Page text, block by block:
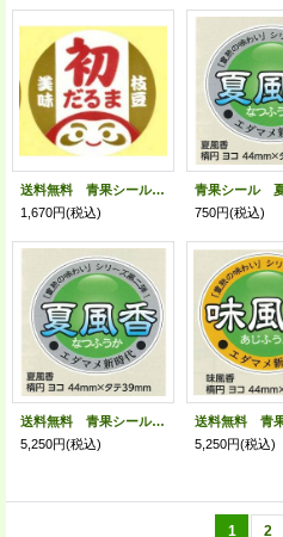
送料無料 青果シール 初だるま 1000枚 カネコ種苗（株）
1,670円(税込)
750円(税込)
送料無料 青果シール 夏風香 1000枚 雪印種苗(株)
5,250円(税込)
5,250円(税込)
1 2